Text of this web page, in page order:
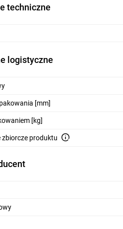
techniczne
logistyczne
[mm]
[kg]
zbiorcze produktu